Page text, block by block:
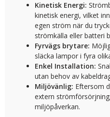
Kinetisk Energi:
kinetisk energi, vilket
egen ström när du
strömkälla eller batteri
Fyrvägs brytare:
släcka lampor i fyra
Enkel Installation:
utan behov av
Miljövänlig: Eftersom
extern
miljöpåverkan.